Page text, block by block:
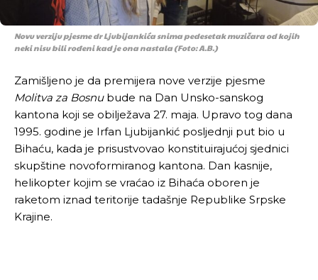
Novu verziju pjesme dr Ljubijankića snima pedesetak muzičara od kojih
neki nisu bili rođeni kad je ona nastala (Foto: A.B.)
Zamišljeno je da premijera nove verzije pjesme
Molitva za Bosnubude na Dan Unsko-sanskog
kantona koji se obilježava 27. maja. Upravo tog dana
1995. godine je Irfan Ljubijankić posljednji put bio u
Bihaću, kada je prisustvovao konstituirajućoj sjednici
skupštine novoformiranog kantona. Dan kasnije,
helikopter kojim se vraćao iz Bihaća oboren je
raketom iznad teritorije tadašnje Republike Srpske
Krajine.